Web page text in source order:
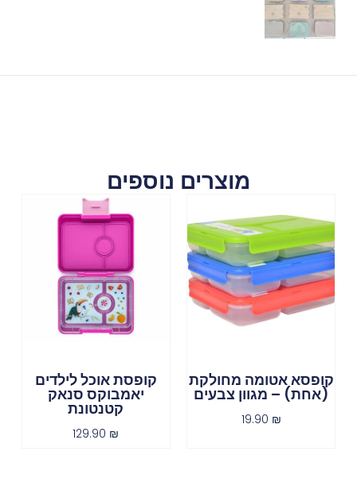
מוצרים נוספים
קופסא אטומה מחולקת
(אחת) – מגוון צבעים
19.90 ₪
קופסת אוכל לילדים
יאמבוקס סנאק
קטנטונת
129.90 ₪